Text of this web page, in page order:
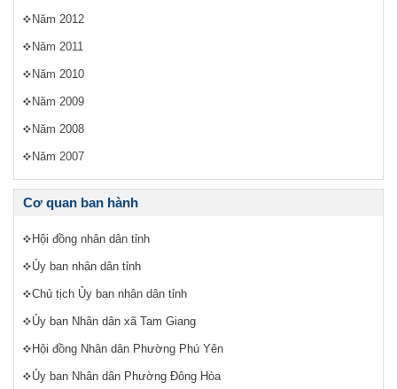
Năm 2012
Năm 2011
Năm 2010
Năm 2009
Năm 2008
Năm 2007
Cơ quan ban hành
Hội đồng nhân dân tỉnh
Ủy ban nhân dân tỉnh
Chủ tịch Ủy ban nhân dân tỉnh
Ủy ban Nhân dân xã Tam Giang
Hội đồng Nhân dân Phường Phú Yên
Ủy ban Nhân dân Phường Đông Hòa